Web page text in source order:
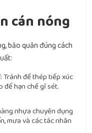
cán nóng
bảo quản đúng cách
Tránh để thép tiếp xúc
để hạn chế gỉ sét.
nhựa chuyên dụng
mưa và các tác nhân